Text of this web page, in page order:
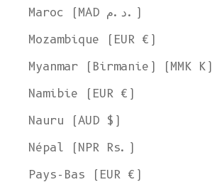
Maroc (MAD د.م.)
Mozambique (EUR €)
Myanmar (Birmanie) (MMK K)
Namibie (EUR €)
Nauru (AUD $)
Népal (NPR Rs.)
Pays-Bas (EUR €)